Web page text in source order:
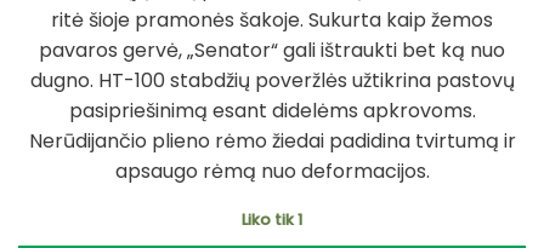
ritė šioje pramonės šakoje. Sukurta kaip žemos
pavaros gervė, „Senator“ gali ištraukti bet ką nuo
dugno. HT-100 stabdžių poveržlės užtikrina pastovų
pasipriešinimą esant didelėms apkrovoms.
Nerūdijančio plieno rėmo žiedai padidina tvirtumą ir
apsaugo rėmą nuo deformacijos.
Liko tik 1